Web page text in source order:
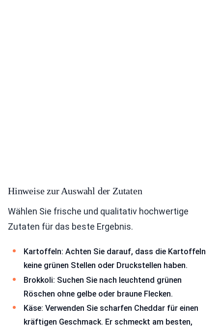
Hinweise zur Auswahl der Zutaten
Wählen Sie frische und qualitativ hochwertige
Zutaten für das beste Ergebnis.
Kartoffeln: Achten Sie darauf, dass die Kartoffeln
keine grünen Stellen oder Druckstellen haben.
Brokkoli: Suchen Sie nach leuchtend grünen
Röschen ohne gelbe oder braune Flecken.
Käse: Verwenden Sie scharfen Cheddar für einen
kräftigen Geschmack. Er schmeckt am besten,